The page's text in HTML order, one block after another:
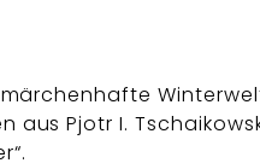
aus Pjotr I.